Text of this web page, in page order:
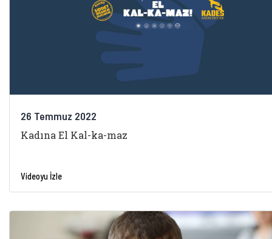
26 Temmuz 2022
Kadına El Kal-ka-maz
Videoyu İzle